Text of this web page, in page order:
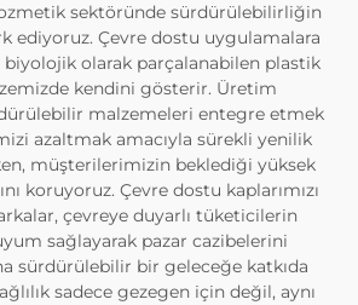
sektöründe sürdürülebilirliğin
ediyoruz. Çevre dostu uygulamalara
biyolojik olarak parçalanabilen plastik
kendini gösterir. Üretim
malzemeleri entegre etmek
azaltmak amacıyla sürekli yenilik
müşterilerimizin beklediği yüksek
koruyoruz. Çevre dostu kaplarımızı
çevreye duyarlı tüketicilerin
sağlayarak pazar cazibelerini
sürdürülebilir bir geleceğe katkıda
sadece gezegen için değil, aynı